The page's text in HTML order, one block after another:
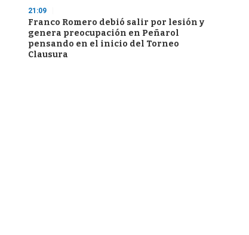
21:09
Franco Romero debió salir por lesión y
genera preocupación en Peñarol
pensando en el inicio del Torneo
Clausura